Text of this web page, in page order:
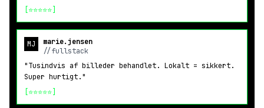
[⭐⭐⭐⭐⭐]
MJ
marie.jensen
//fullstack
"Tusindvis af billeder behandlet. Lokalt = sikkert.
Super hurtigt."
[⭐⭐⭐⭐⭐]